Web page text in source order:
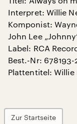
Interpret: Willie
Komponist:
John Lee
Label: RCA
Best.-Nr: 678193-
Plattentitel: Willie
Zur Startseite